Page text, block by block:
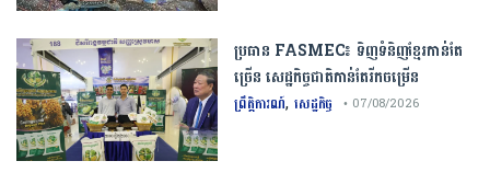
ប្រធាន​​ ​FASMEC​៖​ ​ទិញ​ទំនិញ​ខ្មែរ​កាន់តែ​
ច្រើន​ ​សេដ្ឋកិច្ច​ជាតិ​កាន់តែ​រីកចម្រើន​
ព្រឹត្តិការណ៍, សេដ្ឋកិច្ច • 07/08/2026